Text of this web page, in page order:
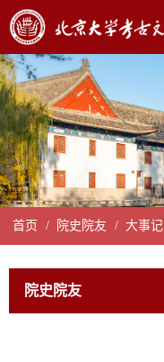
首页 / 院史院友 / 大事记
院史院友